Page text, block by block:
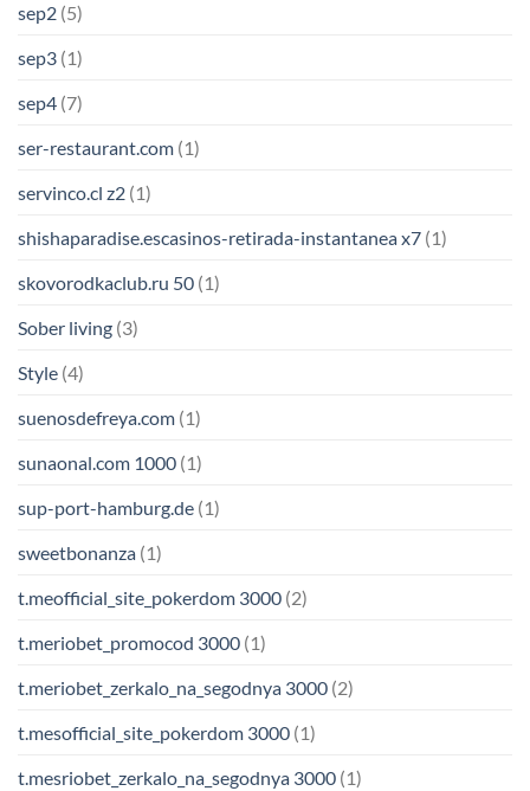
sep2 (5)
sep3 (1)
sep4 (7)
ser-restaurant.com (1)
servinco.cl z2 (1)
shishaparadise.escasinos-retirada-instantanea x7 (1)
skovorodkaclub.ru 50 (1)
Sober living (3)
Style (4)
suenosdefreya.com (1)
sunaonal.com 1000 (1)
sup-port-hamburg.de (1)
sweetbonanza (1)
t.meofficial_site_pokerdom 3000 (2)
t.meriobet_promocod 3000 (1)
t.meriobet_zerkalo_na_segodnya 3000 (2)
t.mesofficial_site_pokerdom 3000 (1)
t.mesriobet_zerkalo_na_segodnya 3000 (1)